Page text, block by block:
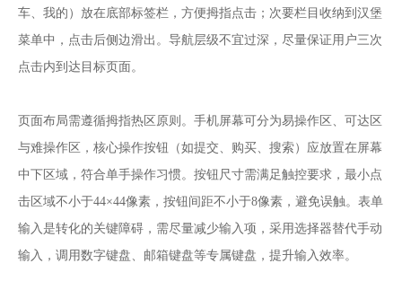
车、我的）放在底部标签栏，方便拇指点击；次要栏目收纳到汉堡
菜单中，点击后侧边滑出。导航层级不宜过深，尽量保证用户三次
点击内到达目标页面。
页面布局需遵循拇指热区原则。手机屏幕可分为易操作区、可达区
与难操作区，核心操作按钮（如提交、购买、搜索）应放置在屏幕
中下区域，符合单手操作习惯。按钮尺寸需满足触控要求，最小点
击区域不小于44×44像素，按钮间距不小于8像素，避免误触。表单
输入是转化的关键障碍，需尽量减少输入项，采用选择器替代手动
输入，调用数字键盘、邮箱键盘等专属键盘，提升输入效率。